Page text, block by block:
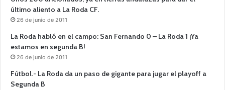
último aliento a La Roda CF.
26 de junio de 2011
La Roda habló en el campo: San Fernando 0 – La Roda 1 ¡Ya
estamos en segunda B!
26 de junio de 2011
Fútbol.- La Roda da un paso de gigante para jugar el playoff a
Segunda B